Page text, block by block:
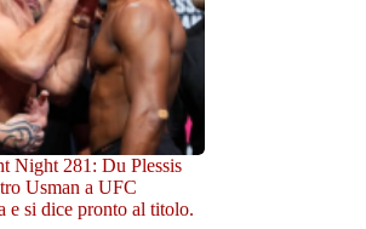
Night 281: Du Plessis
Usman a UFC
e si dice pronto al titolo.